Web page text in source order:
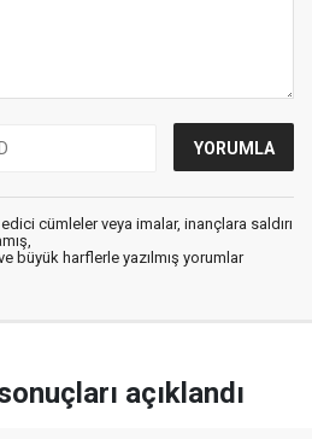
cümleler veya imalar, inançlara saldırı
büyük harflerle yazılmış yorumlar
açıklandı